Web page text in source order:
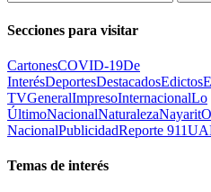
Secciones para visitar
CartonesCOVID-19De
InterésDeportesDestacadosEdictos
TVGeneralImpresoInternacionalLo
ÚltimoNacionalNaturalezaNayarit
NacionalPublicidadReporte 911
Temas de interés